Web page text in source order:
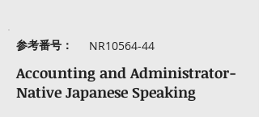
参考番号： NR10564-44
Accounting and Administrator-
Native Japanese Speaking